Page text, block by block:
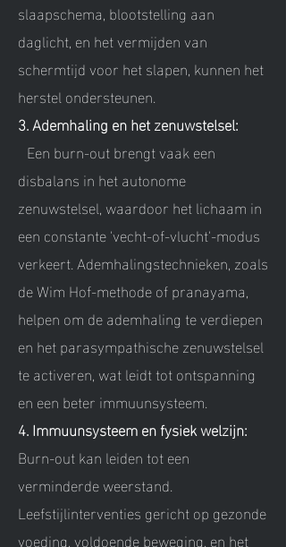
slaapschema, blootstelling aan
daglicht, en het vermijden van
schermtijd voor het slapen, kunnen het
herstel ondersteunen.
3. Ademhaling en het zenuwstelsel:
Een burn-out brengt vaak een
disbalans in het autonome
zenuwstelsel, waardoor het lichaam in
een constante 'vecht-of-vlucht'-modus
verkeert. Ademhalingstechnieken, zoals
de Wim Hof-methode of pranayama,
helpen om de ademhaling te verdiepen
en het parasympathische zenuwstelsel
te activeren, wat leidt tot ontspanning
en een beter immuunsysteem.
4. Immuunsysteem en fysiek welzijn:
Burn-out kan leiden tot een
verminderde weerstand.
Leefstijlinterventies gericht op gezonde
voeding, voldoende beweging, en het